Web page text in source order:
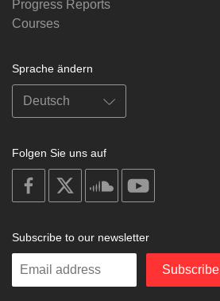
Progress Reports
Courses
Sprache ändern
Folgen Sie uns auf
on
facebook
soundcloud
Subscribe to our newsletter
Enter
Subscribe